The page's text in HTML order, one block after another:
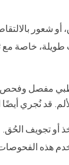
شعور
طويلة، خاصة مع
طبي مفصل
قد نُجري أيضًا
أو تجويف الحُق.
هذه الفحوصات